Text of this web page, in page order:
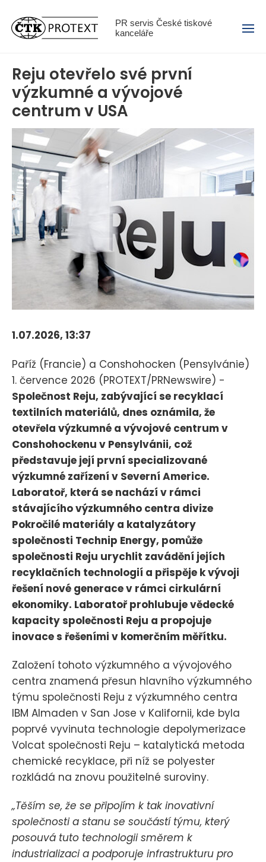
PR servis České tiskové
kanceláře
Menu
Reju otevřelo své první
výzkumné a vývojové
centrum v USA
1.07.2026, 13:37
Paříž (Francie) a Conshohocken (Pensylvánie)
1. července 2026 (PROTEXT/PRNewswire) -
Společnost Reju, zabývající se recyklací
textilních materiálů, dnes oznámila, že
otevřela výzkumné a vývojové centrum v
Conshohockenu v Pensylvánii, což
představuje její první specializované
výzkumné zařízení v Severní Americe.
Laboratoř, která se nachází v rámci
stávajícího výzkumného centra divize
Pokročilé materiály a katalyzátory
společnosti Technip Energy, pomůže
společnosti Reju urychlit zavádění jejích
recyklačních technologií a přispěje k vývoji
řešení nové generace v rámci cirkulární
ekonomiky. Laboratoř prohlubuje vědecké
kapacity společnosti Reju a propojuje
inovace s řešeními v komerčním měřítku.
Založení tohoto výzkumného a vývojového
centra znamená přesun hlavního výzkumného
týmu společnosti Reju z výzkumného centra
IBM Almaden v San Jose v Kalifornii, kde byla
poprvé vyvinuta technologie depolymerizace
Volcat společnosti Reju – katalytická metoda
chemické recyklace, při níž se polyester
rozkládá na znovu použitelné suroviny.
„Těším se, že se připojím k tak inovativní
společnosti a stanu se součástí týmu, který
posouvá tuto technologii směrem k
industrializaci a podporuje infrastrukturu pro